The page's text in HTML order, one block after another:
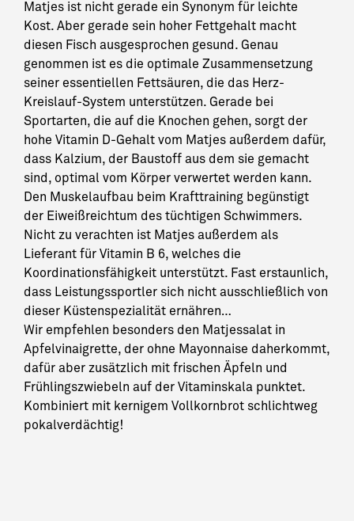
Matjes ist nicht gerade ein Synonym für leichte
Kost. Aber gerade sein hoher Fettgehalt macht
diesen Fisch ausgesprochen gesund. Genau
genommen ist es die optimale Zusammensetzung
seiner essentiellen Fettsäuren, die das Herz-
Kreislauf-System unterstützen. Gerade bei
Sportarten, die auf die Knochen gehen, sorgt der
hohe Vitamin D-Gehalt vom Matjes außerdem dafür,
dass Kalzium, der Baustoff aus dem sie gemacht
sind, optimal vom Körper verwertet werden kann.
Den Muskelaufbau beim Krafttraining begünstigt
der Eiweißreichtum des tüchtigen Schwimmers.
Nicht zu verachten ist Matjes außerdem als
Lieferant für Vitamin B 6, welches die
Koordinationsfähigkeit unterstützt. Fast erstaunlich,
dass Leistungssportler sich nicht ausschließlich von
dieser Küstenspezialität ernähren…
Wir empfehlen besonders den Matjessalat in
Apfelvinaigrette, der ohne Mayonnaise daherkommt,
dafür aber zusätzlich mit frischen Äpfeln und
Frühlingszwiebeln auf der Vitaminskala punktet.
Kombiniert mit kernigem Vollkornbrot schlichtweg
pokalverdächtig!